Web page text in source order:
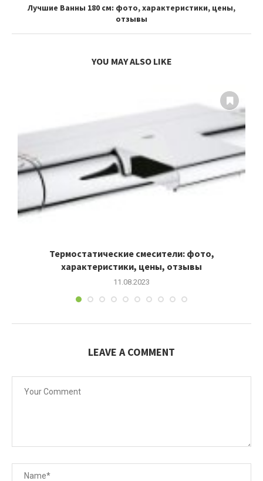
Лучшие Ванны 180 см: фото, характеристики, цены,
отзывы
YOU MAY ALSO LIKE
Термостатические смесители: фото,
характеристики, цены, отзывы
11.08.2023
LEAVE A COMMENT